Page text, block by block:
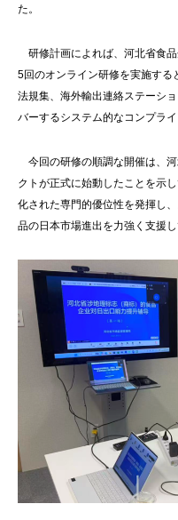
た。
研修計画によれば、河北省食品
5回のオンライン研修を実施する
法規集、海外輸出連絡ステーシ
バーするシステム的なコンプラ
今回の研修の順調な開催は、
クトが正式に始動したことを示
化された専門的優位性を発揮し
品の日本市場進出を力強く支援し